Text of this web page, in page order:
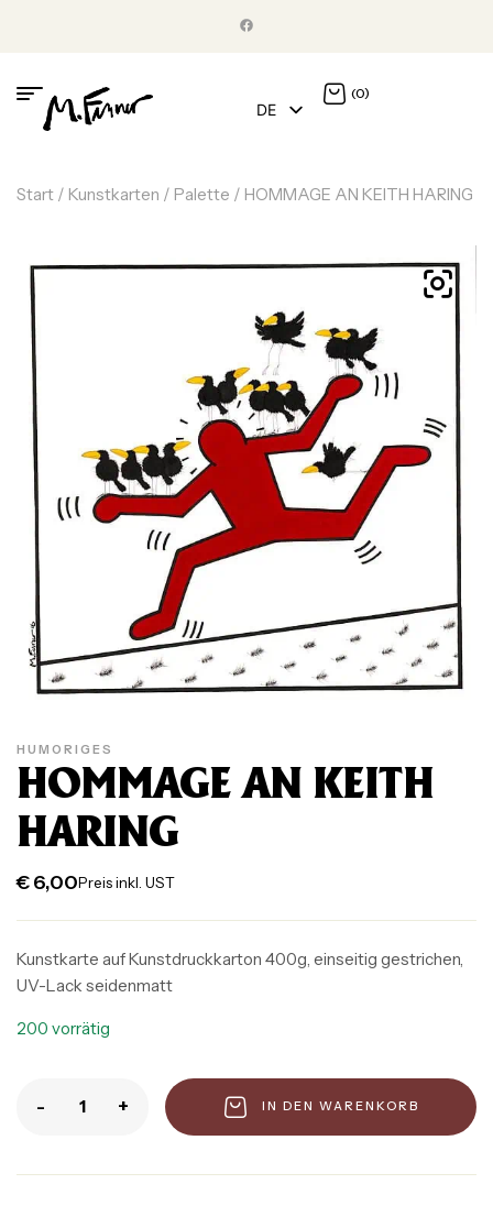
DE
(0)
Start / Kunstkarten / Palette / HOMMAGE AN KEITH HARING
HUMORIGES
HOMMAGE AN KEITH
HARING
€6,00Preis inkl. UST
Kunstkarte auf Kunstdruckkarton 400g, einseitig gestrichen,
UV-Lack seidenmatt
200 vorrätig
- + IN DEN WARENKORB